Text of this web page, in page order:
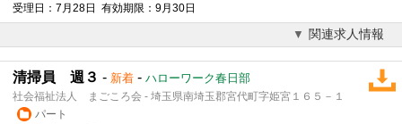
受理日：7月28日 有効期限：9月30日
関連求人情報
清掃員 週３ - 新着 - ハローワーク春日部
社会福祉法人 まごころ会 - 埼玉県南埼玉郡宮代町字姫宮１６５－１
パート